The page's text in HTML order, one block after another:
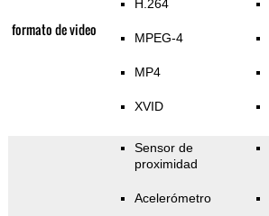
formato de video
H.264
MPEG-4
MP4
XVID
Sensor de
proximidad
Acelerómetro